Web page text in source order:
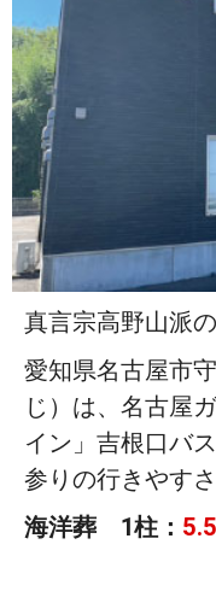
真言宗高野山派
愛知県名古屋市
じ）は、名古屋
イン」吉根口バ
参りの行きやす
海洋葬 1柱：